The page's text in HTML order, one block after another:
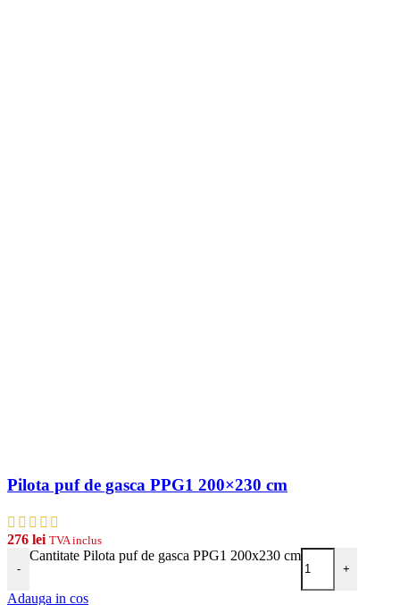
Pilota puf de gasca PPG1 200×230 cm
276 lei TVA inclus
-
Cantitate Pilota puf de gasca PPG1 200x230 cm
+
Adauga in cos